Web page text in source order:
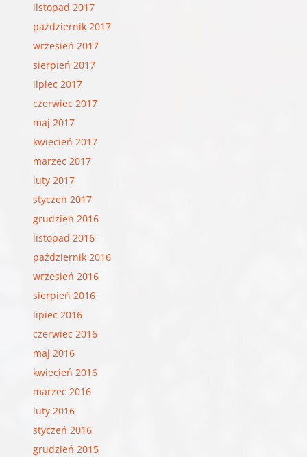
listopad 2017
październik 2017
wrzesień 2017
sierpień 2017
lipiec 2017
czerwiec 2017
maj 2017
kwiecień 2017
marzec 2017
luty 2017
styczeń 2017
grudzień 2016
listopad 2016
październik 2016
wrzesień 2016
sierpień 2016
lipiec 2016
czerwiec 2016
maj 2016
kwiecień 2016
marzec 2016
luty 2016
styczeń 2016
grudzień 2015